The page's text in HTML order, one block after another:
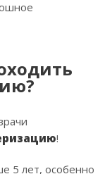
!
5 лет, особенно